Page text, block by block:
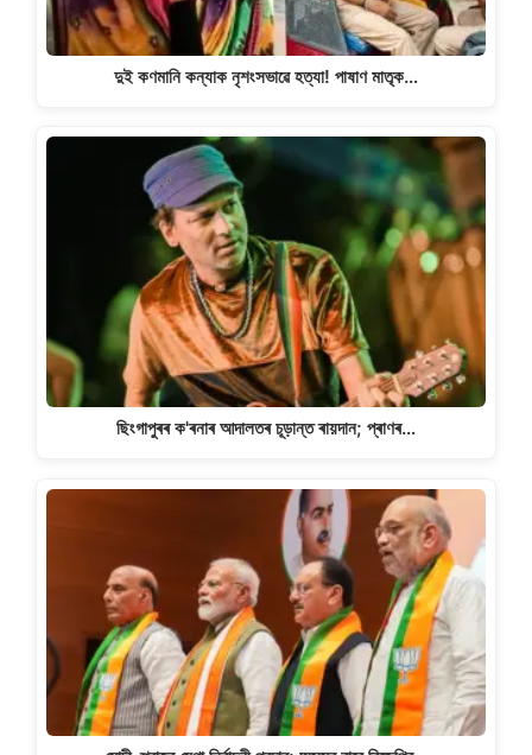
দুই কণমানি কন্যাক নৃশংসভাৱে হত্যা! পাষাণ মাতৃক…
ছিংগাপুৰৰ ক'ৰনাৰ আদালতৰ চূড়ান্ত ৰায়দান; প্ৰাণৰ…